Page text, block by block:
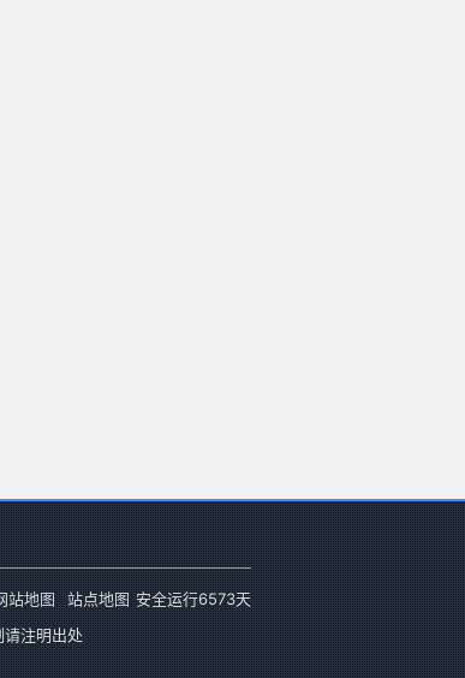
站地图 站点地图 安全运行6573天
注明出处